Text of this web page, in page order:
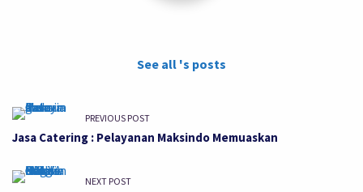
See all 's posts
PREVIOUS POST
Jasa Catering : Pelayanan Maksindo Memuaskan
NEXT POST